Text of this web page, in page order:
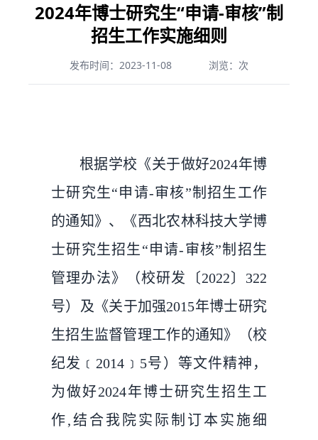
2024年博士研究生“申请-审核”制
招生工作实施细则
发布时间：2023-11-08 浏览： 次
根据学校《关于做好2024年博
士研究生“申请-审核”制招生工作
的通知》、《西北农林科技大学博
士研究生招生“申请-审核”制招生
管理办法》（校研发〔2022〕322
号）及《关于加强2015年博士研究
生招生监督管理工作的通知》（校
纪发﹝2014﹞5号）等文件精神，
为做好2024年博士研究生招生工
作,结合我院实际制订本实施细